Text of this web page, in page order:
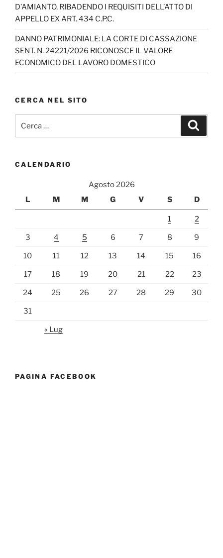
D’AMIANTO, RIBADENDO I REQUISITI DELL’ATTO DI
APPELLO EX ART. 434 C.P.C.
DANNO PATRIMONIALE: LA CORTE DI CASSAZIONE
SENT. N. 24221/2026 RICONOSCE IL VALORE
ECONOMICO DEL LAVORO DOMESTICO
CERCA NEL SITO
CALENDARIO
Agosto 2026
L
M M G V S D
1 2
3 4 5 6 7 8 9
10 11 12 13 14 15 16
17 18 19 20 21 22 23
24 25 26 27 28 29 30
31
« Lug
PAGINA FACEBOOK